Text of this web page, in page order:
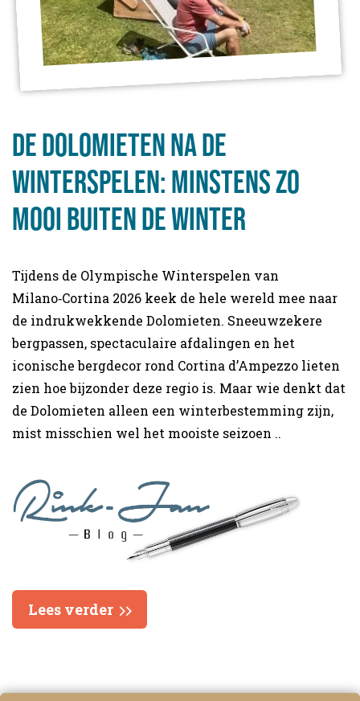
De Dolomieten na de
Winterspelen: minstens zo
mooi buiten de winter
Tijdens de Olympische Winterspelen van
Milano‑Cortina 2026 keek de hele wereld mee naar
de indrukwekkende Dolomieten. Sneeuwzekere
bergpassen, spectaculaire afdalingen en het
iconische bergdecor rond Cortina d’Ampezzo lieten
zien hoe bijzonder deze regio is. Maar wie denkt dat
de Dolomieten alleen een winterbestemming zijn,
mist misschien wel het mooiste seizoen ..
Lees verder